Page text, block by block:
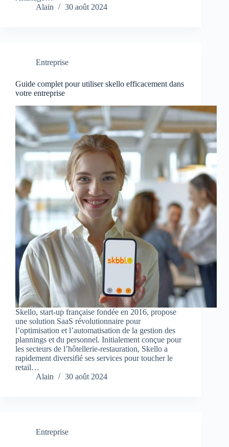
Alain
30 août 2024
Entreprise
Guide complet pour utiliser skello efficacement dans
votre entreprise
Skello, start-up française fondée en 2016, propose
une solution SaaS révolutionnaire pour
l’optimisation et l’automatisation de la gestion des
plannings et du personnel. Initialement conçue pour
les secteurs de l’hôtellerie-restauration, Skello a
rapidement diversifié ses services pour toucher le
retail…
Alain
30 août 2024
Entreprise